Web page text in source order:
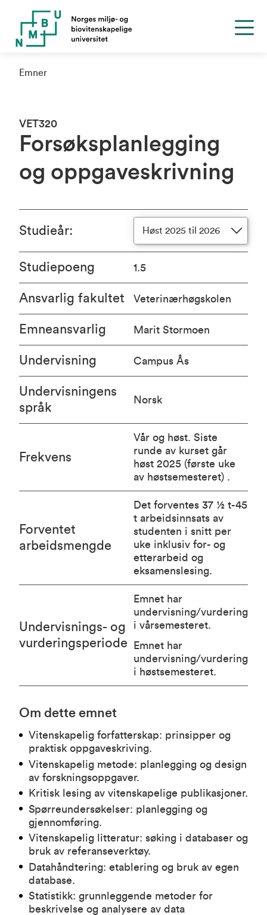
Emner
VET320
Forsøksplanlegging
og oppgaveskrivning
Om dette emnet
Vitenskapelig forfatterskap: prinsipper og
praktisk oppgaveskriving.
Vitenskapelig metode: planlegging og design
av forskningsoppgaver.
Kritisk lesing av vitenskapelige publikasjoner.
Spørreundersøkelser: planlegging og
gjennomføring.
Vitenskapelig litteratur: søking i databaser og
bruk av referanseverktøy.
Datahåndtering: etablering og bruk av egen
database.
Statistikk: grunnleggende metoder for
beskrivelse og analysere av data
Studieår: Høst 2025 til 2026
Studiepoeng 1.5
Ansvarlig fakultet Veterinærhøgskolen
Emneansvarlig Marit Stormoen
Undervisning Campus Ås
Undervisningens
språk
Norsk
Frekvens
Vår og høst. Siste
runde av kurset går
høst 2025 (første uke
av høstsemesteret) .
Forventet
arbeidsmengde
Det forventes 37 ½ t-45
t arbeidsinnsats av
studenten i snitt per
uke inklusiv for- og
etterarbeid og
eksamenslesing.
Undervisnings- og
vurderingsperiode
Emnet har
undervisning/vurdering
i vårsemesteret.
Emnet har
undervisning/vurdering
i høstsemesteret.